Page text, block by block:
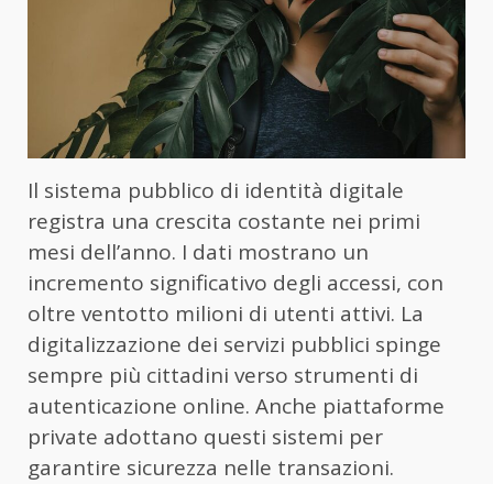
Il sistema pubblico di identità digitale
registra una crescita costante nei primi
mesi dell’anno. I dati mostrano un
incremento significativo degli accessi, con
oltre ventotto milioni di utenti attivi. La
digitalizzazione dei servizi pubblici spinge
sempre più cittadini verso strumenti di
autenticazione online. Anche piattaforme
private adottano questi sistemi per
garantire sicurezza nelle transazioni.